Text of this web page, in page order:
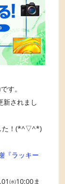
す。
新されまし
た！(*^▽^*)
『ラッキー
㈬10:00ま